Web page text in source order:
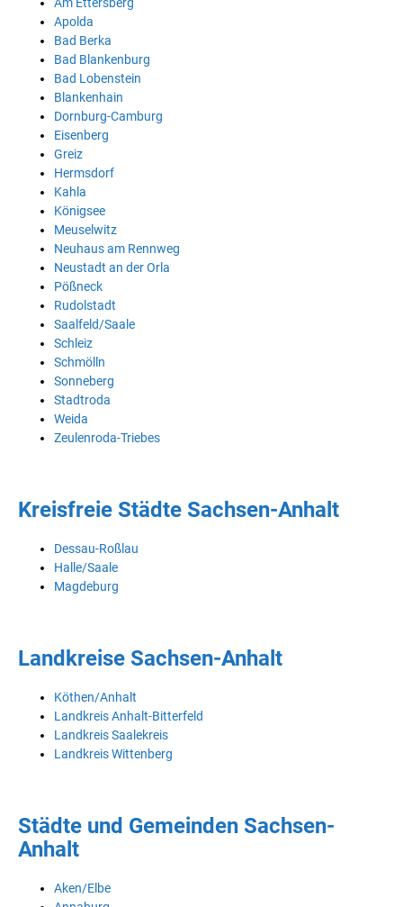
Am Ettersberg
Apolda
Bad Berka
Bad Blankenburg
Bad Lobenstein
Blankenhain
Dornburg-Camburg
Eisenberg
Greiz
Hermsdorf
Kahla
Königsee
Meuselwitz
Neuhaus am Rennweg
Neustadt an der Orla
Pößneck
Rudolstadt
Saalfeld/Saale
Schleiz
Schmölln
Sonneberg
Stadtroda
Weida
Zeulenroda-Triebes
Kreisfreie Städte Sachsen-Anhalt
Dessau-Roßlau
Halle/Saale
Magdeburg
Landkreise Sachsen-Anhalt
Köthen/Anhalt
Landkreis Anhalt-Bitterfeld
Landkreis Saalekreis
Landkreis Wittenberg
Städte und Gemeinden Sachsen-
Anhalt
Aken/Elbe